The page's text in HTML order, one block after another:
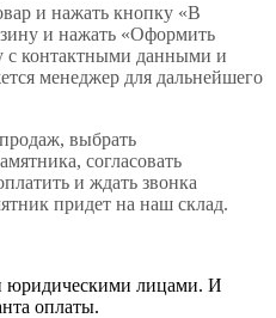
и нажать кнопку «В
и нажать «Оформить
с контактными данными и
менеджер для дальнейшего
выбрать
согласовать
и ждать звонка
придет на наш склад.
юридическими лицами. И
оплаты.